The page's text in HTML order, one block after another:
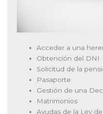
Acceder a una
Obtención del DNI
Solicitud de la
Pasaporte
Gestión de una
Matrimonios
Ayudas de la Ley